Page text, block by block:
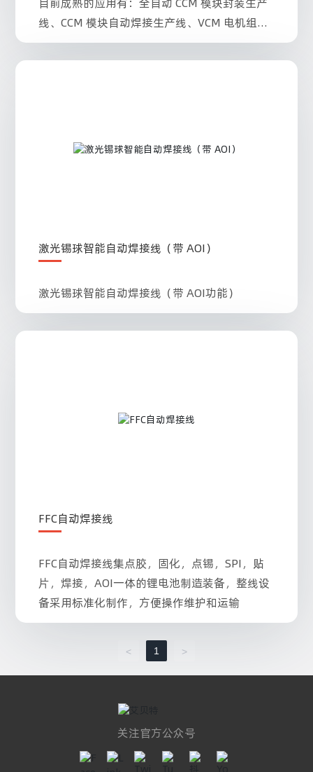
线、CCM 模块自动焊接生产线、VCM 电机组装
生产线、Mini LED 维修生产线。
激光锡球智能自动焊接线（带 AOI）
激光锡球智能自动焊接线（带 AOI功能）
FFC自动焊接线
FFC自动焊接线集点胶，固化，点锡，SPI，贴
片，焊接，AOI一体的锂电池制造装备，整线设
备采用标准化制作，方便操作维护和运输
< 1 >
关注官方公众号